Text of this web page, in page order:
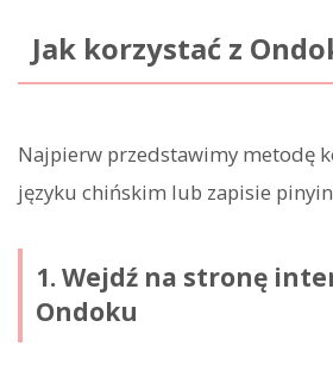
Jak korzystać z
Najpierw przedstawimy metodę
języku chińskim lub zapisie
1. Wejdź na stronę
Ondoku